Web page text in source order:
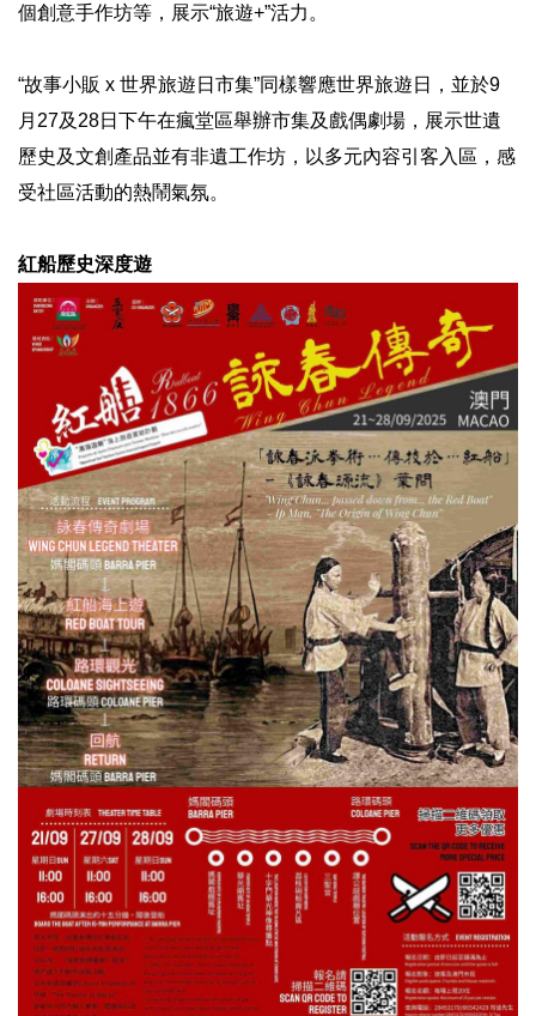
個創意手作坊等，展示“旅遊+”活力。
“故事小販 x 世界旅遊日市集”同樣響應世界旅遊日，並於9
月27及28日下午在瘋堂區舉辦市集及戲偶劇場，展示世遺
歷史及文創產品並有非遺工作坊，以多元內容引客入區，感
受社區活動的熱鬧氣氛。
紅船歷史深度遊